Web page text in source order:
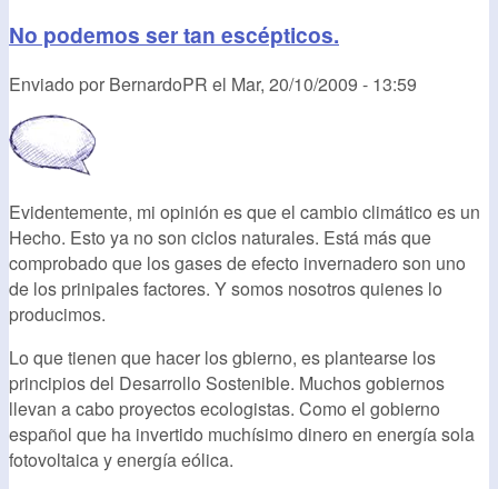
No podemos ser tan escépticos.
Enviado por BernardoPR el Mar, 20/10/2009 - 13:59
Evidentemente, mi opinión es que el cambio climático es un
Hecho. Esto ya no son ciclos naturales. Está más que
comprobado que los gases de efecto invernadero son uno
de los prinipales factores. Y somos nosotros quienes lo
producimos.
Lo que tienen que hacer los gbierno, es plantearse los
principios del Desarrollo Sostenible. Muchos gobiernos
llevan a cabo proyectos ecologistas. Como el gobierno
español que ha invertido muchísimo dinero en energía sola
fotovoltaica y energía eólica.